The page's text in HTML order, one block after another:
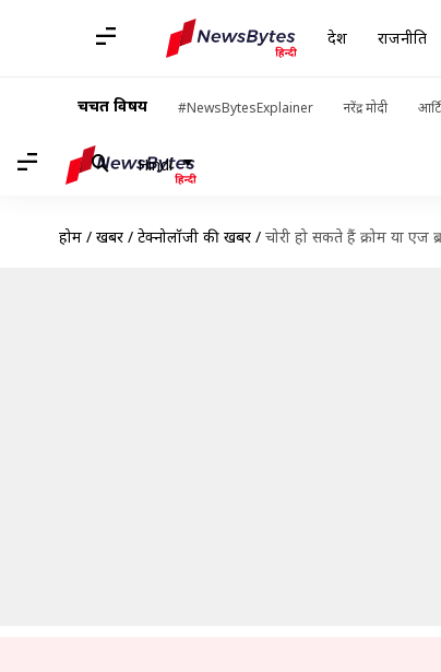
देश राजनीति
चर्चित विषय #NewsBytesExplainer नरेंद्र मोदी
Hindi
होम / खबरें / टेक्नोलॉजी की खबरें / चोरी हो सकते हैं क्रोम या एज